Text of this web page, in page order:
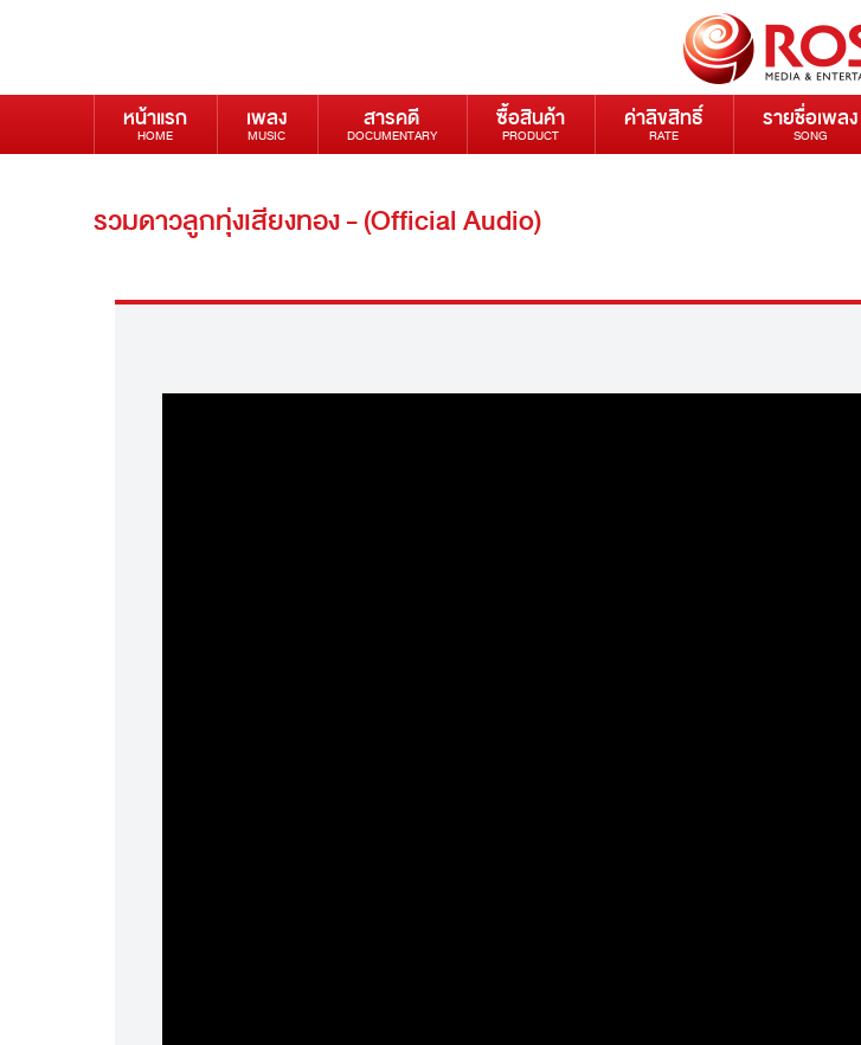
หน้าแรก
HOME
เพลง
MUSIC
สารคดี
DOCUMENTARY
ซื้อสินค้า
PRODUCT
ค่าลิขสิทธิ์
RATE
รายชื่อเพลง
SONG
รวมดาวลูกทุ่งเสียงทอง - (Official Audio)